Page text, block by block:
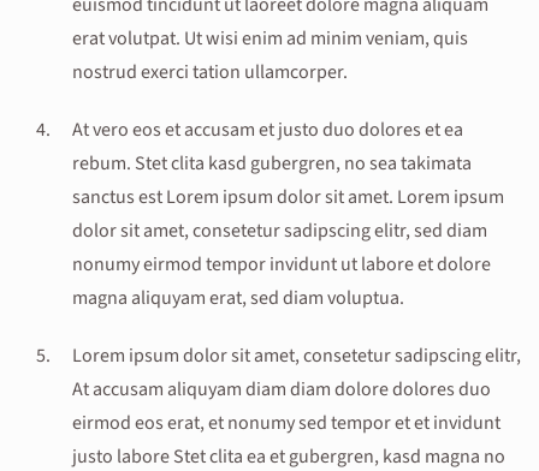
erat volutpat. Ut wisi enim ad minim veniam, quis
nostrud exerci tation ullamcorper.
At vero eos et accusam et justo duo dolores et ea
rebum. Stet clita kasd gubergren, no sea takimata
sanctus est Lorem ipsum dolor sit amet. Lorem ipsum
dolor sit amet, consetetur sadipscing elitr, sed diam
nonumy eirmod tempor invidunt ut labore et dolore
magna aliquyam erat, sed diam voluptua.
Lorem ipsum dolor sit amet, consetetur sadipscing elitr,
At accusam aliquyam diam diam dolore dolores duo
eirmod eos erat, et nonumy sed tempor et et invidunt
justo labore Stet clita ea et gubergren, kasd magna no